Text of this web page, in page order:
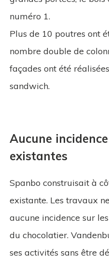
numéro 1.
Plus de 10 poutres ont
nombre double de
façades ont été
sandwich.
Aucune
existantes
Spanbo construisait à
existante. Les travaux
aucune incidence sur
du chocolatier.
ses activités sans être